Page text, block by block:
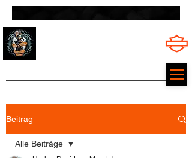
Beitrag
Alle Beiträge